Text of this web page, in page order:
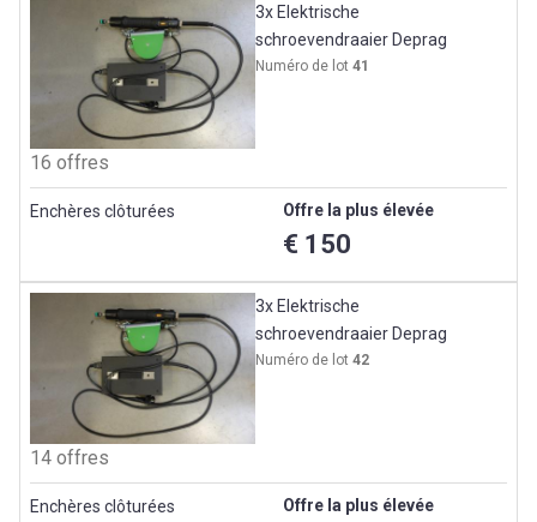
3x Elektrische
schroevendraaier Deprag
Numéro de lot41
16 offres
Enchères clôturées Offre la plus élevée
€ 150
3x Elektrische
schroevendraaier Deprag
Numéro de lot42
14 offres
Enchères clôturées Offre la plus élevée